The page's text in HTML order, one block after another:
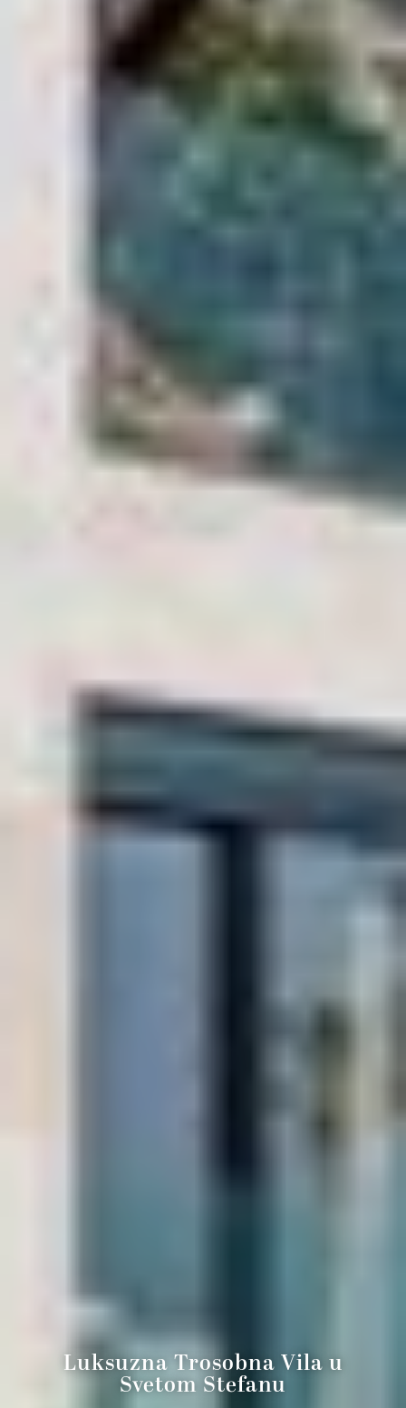
Luksuzna Trosobna Vila u
Svetom Stefanu